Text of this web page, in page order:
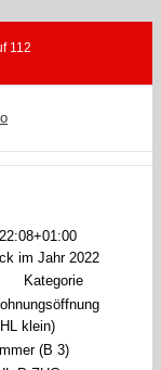
112
im Jahr 2022
Kategorie
klein)
(B 3)